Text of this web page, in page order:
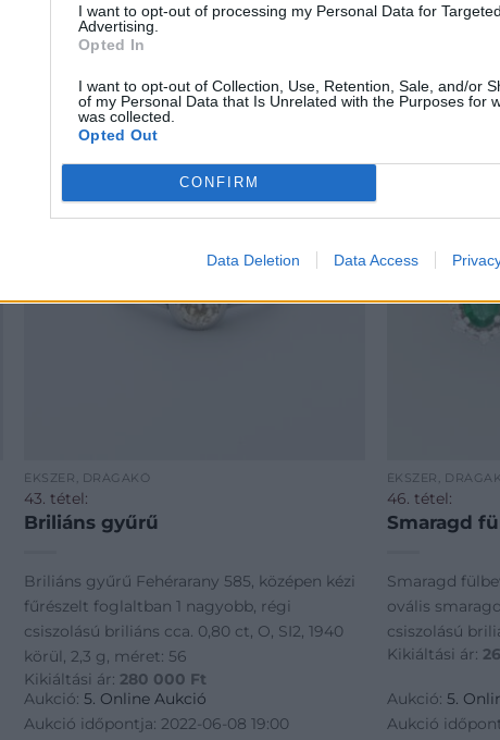
I want to opt-out of processing my Personal Data for Targeted
Advertising.
Opted In
I want to opt-out of Collection, Use, Retention, Sale, and/or
of my Personal Data that Is Unrelated with the Purposes for
was collected.
Opted Out
CONFIRM
Data Deletion Data Access
ÉKSZER, DRÁGAKŐ
43. tétel:
Briliáns gyűrű
Briliáns gyűrű Fehérarany 585, középen kézi
fűrészelt foglaltban 1 nagyobb, régi
csiszolású briliáns cca. 0,80 ct, O, SI2, 1940
körül, 2,3 g, méret: 56
Kikiáltási ár: 280 000 Ft
Aukció:5. Online Aukció
Aukció időpontja: 2022-06-08 19:00
ÉKSZER,
46. tétel:
Smaragd
Smaragd
ovális
csiszolású
Kikiáltási ár:
Aukció: 5.
Aukció